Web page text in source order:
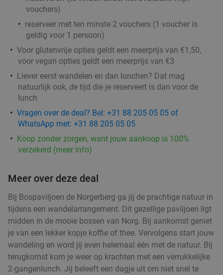
vouchers)
reserveer met ten minste 2 vouchers (1 voucher is
geldig voor 1 persoon)
​Voor glutenvrije opties geldt een meerprijs van €1,50,
voor vegan opties geldt een meerprijs van €3
Liever eerst wandelen en dan lunchen? Dat mag
natuurlijk ook, de tijd die je reserveert is dan voor de
lunch
Vragen over de deal? Bel: +31 88 205 05 05 of
WhatsApp met: +31 88 205 05 05
Koop zonder zorgen, want jouw aankoop is 100%
verzekerd (meer info)
Meer over deze deal
Bij Bospaviljoen de Norgerberg ga jij de prachtige natuur in
tijdens een wandelarrangement. Dit gezellige paviljoen ligt
midden in de mooie bossen van Norg. Bij aankomst geniet
je van een lekker kopje koffie of thee. Vervolgens start jouw
wandeling en word jij even helemaal één met de natuur. Bij
terugkomst kom je weer op krachten met een verrukkelijke
2-gangenlunch. Jij beleeft een dagje uit om niet snel te